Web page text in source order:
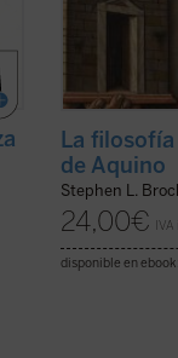
La
de Aquino
Stephen L.
24,00€ IVA
disponible en ebook: